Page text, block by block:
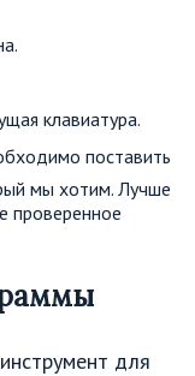
клавиатура.
поставить
мы хотим. Лучше
проверенное
для